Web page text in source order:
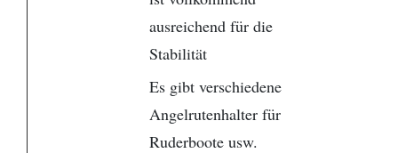
ausreichend für die
Stabilität
Es gibt verschiedene
Angelrutenhalter für
Ruderboote usw.